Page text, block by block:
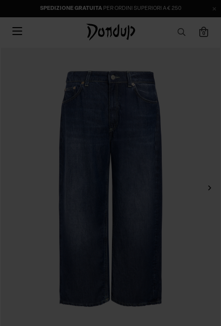
SPEDIZIONE GRATUITAPER ORDINI SUPERIORI A € 250
0